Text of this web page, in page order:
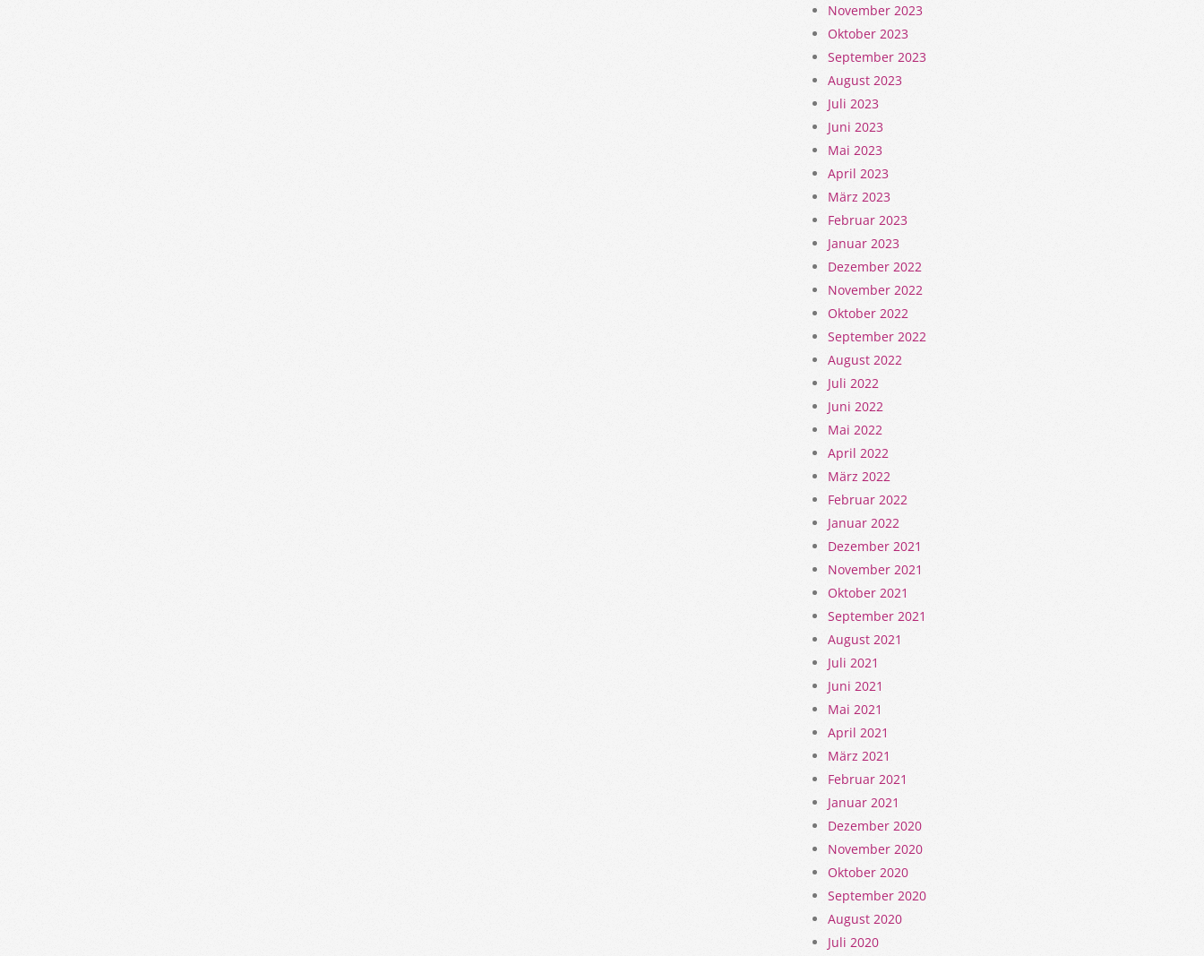
November 2023
Oktober 2023
September 2023
August 2023
Juli 2023
Juni 2023
Mai 2023
April 2023
März 2023
Februar 2023
Januar 2023
Dezember 2022
November 2022
Oktober 2022
September 2022
August 2022
Juli 2022
Juni 2022
Mai 2022
April 2022
März 2022
Februar 2022
Januar 2022
Dezember 2021
November 2021
Oktober 2021
September 2021
August 2021
Juli 2021
Juni 2021
Mai 2021
April 2021
März 2021
Februar 2021
Januar 2021
Dezember 2020
November 2020
Oktober 2020
September 2020
August 2020
Juli 2020